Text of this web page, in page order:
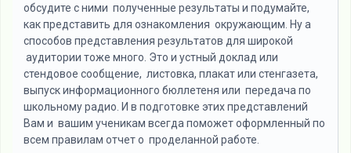
обсудите с ними полученные результаты и подумайте,
как представить для ознакомления окружающим. Ну а
способов представления результатов для широкой
аудитории тоже много. Это и устный доклад или
стендовое сообщение, листовка, плакат или стенгазета,
выпуск информационного бюллетеня или передача по
школьному радио. И в подготовке этих представлений
Вам и вашим ученикам всегда поможет оформленный по
всем правилам отчет о проделанной работе.